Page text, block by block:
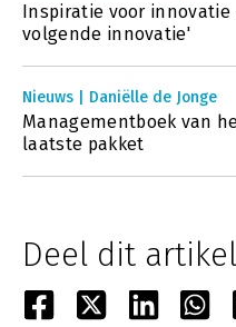
Inspiratie voor innovatie
volgende innovatie'
Nieuws | Daniëlle de Jonge
Managementboek van
laatste pakket
Deel dit artikel